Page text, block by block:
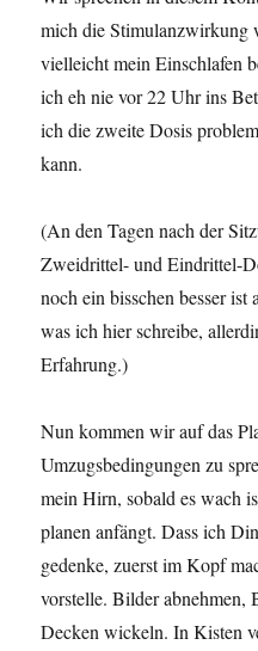
mich die Stimulanzwirkung
vielleicht mein Einschlafen
ich eh nie vor 22 Uhr ins
ich die zweite Dosis
kann.
(An den Tagen nach der
Zweidrittel- und Eindrittel-
noch ein bisschen besser
was ich hier schreibe,
Erfahrung.)
Nun kommen wir auf das
Umzugsbedingungen zu
mein Hirn, sobald es wach
planen anfängt. Dass ich
gedenke, zuerst im Kopf
vorstelle. Bilder abnehmen,
Decken wickeln. In Kisten